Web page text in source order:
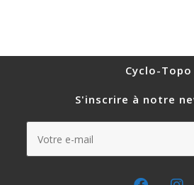
Cyclo-Topo
S'inscrire à notre